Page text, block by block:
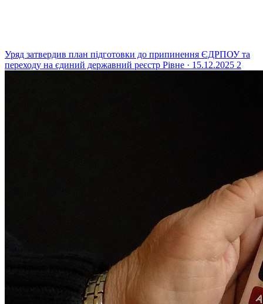
Уряд затвердив план підготовки до припинення ЄДРПОУ та
переходу на єдиний державний реєстр Рівне · 15.12.2025 2